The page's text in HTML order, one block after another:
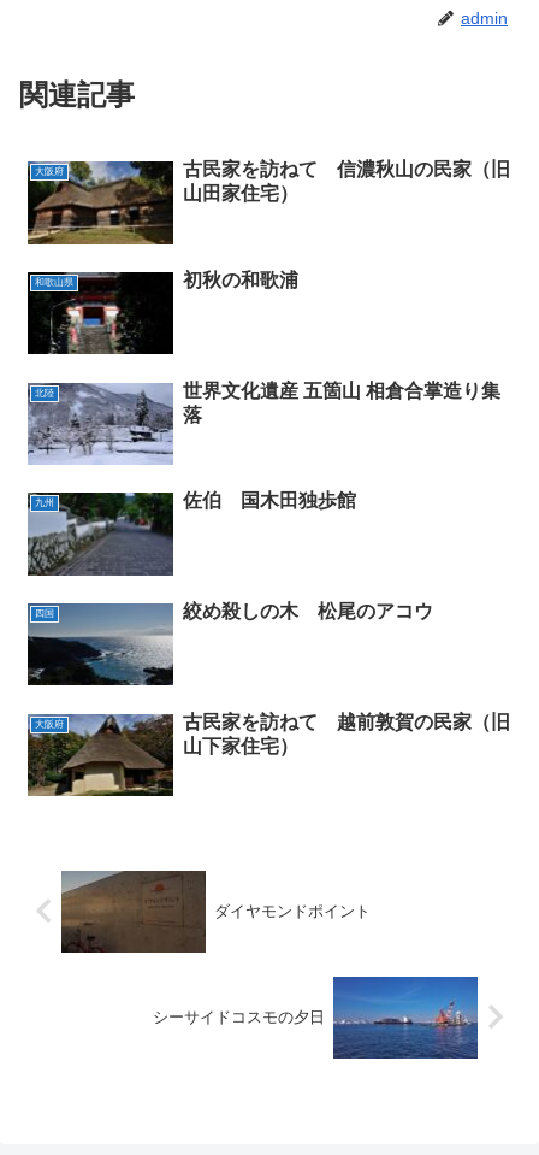
admin
関連記事
大阪府
古民家を訪ねて 信濃秋山の民家（旧
山田家住宅）
和歌山県 初秋の和歌浦
北陸
世界文化遺産 五箇山 相倉合掌造り集
落
九州 佐伯 国木田独歩館
四国 絞め殺しの木 松尾のアコウ
大阪府
古民家を訪ねて 越前敦賀の民家（旧
山下家住宅）
ダイヤモンドポイント
シーサイドコスモの夕日